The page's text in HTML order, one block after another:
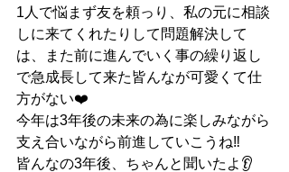
1人で悩まず友を頼っり、私の元に相談
しに来てくれたりして問題解決して
は、また前に進んでいく事の繰り返し
で急成長して来た皆んなが可愛くて仕
方がない❤️
今年は3年後の未来の為に楽しみながら
支え合いながら前進していこうね‼︎
皆んなの3年後、ちゃんと聞いたよ👂